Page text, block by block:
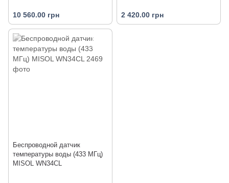
10 560.00 грн 2 420.00 грн
Беспроводной датчик
температуры воды (433 МГц)
MISOL WN34CL